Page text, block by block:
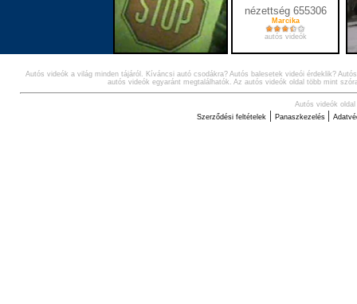
nézettség 655306
Marcika
autós videók
Autós videók a világ minden tájáról. Kíváncsi autó csodákra? Autós balesetek videói érdeklik?
autós videók egyaránt megtalálhatók. Az autós videók oldal több mint
Autós videók oldal
Szerződési feltételek | Panaszkezelés |